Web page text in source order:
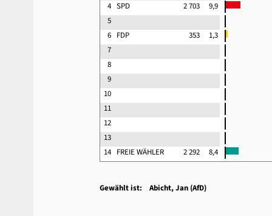
4 SPD 2 703
9,9
5
6 FDP 353
1,3
7
8
9
10
11
12
13
14 FREIE WÄHLER 2 292 8,4
Gewählt ist: Abicht, Jan (AfD)